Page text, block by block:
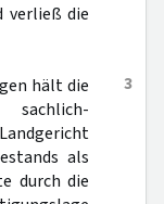
verließ die
3
hält die
sachlich-
als
durch die